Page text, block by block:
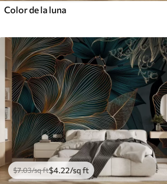
Color de la luna
$7.03/sq ft$4.22/sq ft